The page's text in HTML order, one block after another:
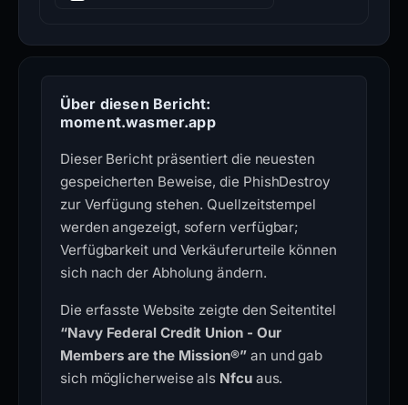
Über diesen Bericht:
moment.wasmer.app
Dieser Bericht präsentiert die neuesten
gespeicherten Beweise, die PhishDestroy
zur Verfügung stehen. Quellzeitstempel
werden angezeigt, sofern verfügbar;
Verfügbarkeit und Verkäuferurteile können
sich nach der Abholung ändern.
Die erfasste Website zeigte den Seitentitel
“Navy Federal Credit Union - Our
Members are the Mission®” an und gab
sich möglicherweise als Nfcuaus.